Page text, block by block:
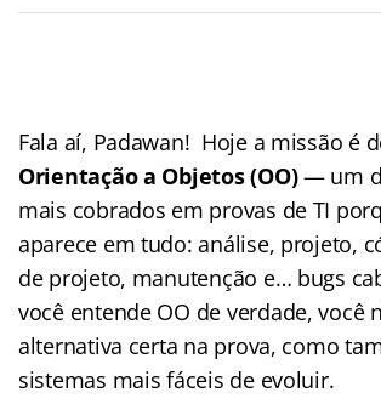
Fala aí, Padawan! Hoje a missão é
Orientação a Objetos (OO)— um
mais cobrados em provas de TI
aparece em tudo: análise, projeto,
de projeto, manutenção e… bugs
você entende OO de verdade, você
alternativa certa na prova, como
sistemas mais fáceis de evoluir.